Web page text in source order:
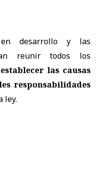
en desarrollo y las
reunir todos los
establecer las causas
responsabilidades
ley.